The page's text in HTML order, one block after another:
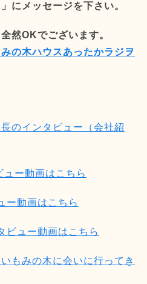
にメッセージを下さい。
然OKでございます。
みの木ハウスあったかラジヲ
のインタビュー（会社紹
ー動画はこちら
ー動画はこちら
ビュー動画はこちら
もみの木に会いに行ってき